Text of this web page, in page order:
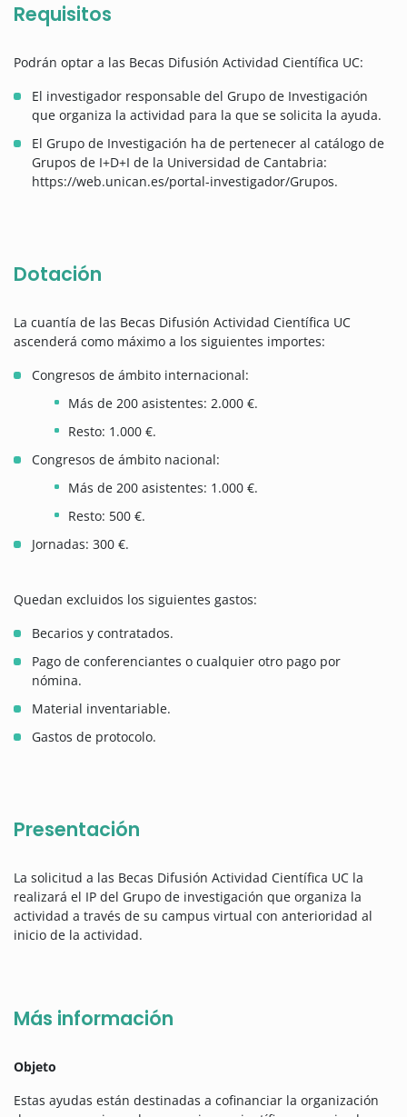
Requisitos
Podrán optar a las Becas Difusión Actividad Científica UC:
El investigador responsable del Grupo de Investigación
que organiza la actividad para la que se solicita la ayuda.
El Grupo de Investigación ha de pertenecer al catálogo de
Grupos de I+D+I de la Universidad de Cantabria:
https://web.unican.es/portal-investigador/Grupos.
Dotación
La cuantía de las Becas Difusión Actividad Científica UC
ascenderá como máximo a los siguientes importes:
Congresos de ámbito internacional:
Más de 200 asistentes: 2.000 €.
Resto: 1.000 €.
Congresos de ámbito nacional:
Más de 200 asistentes: 1.000 €.
Resto: 500 €.
Jornadas: 300 €.
Quedan excluidos los siguientes gastos:
Becarios y contratados.
Pago de conferenciantes o cualquier otro pago por
nómina.
Material inventariable.
Gastos de protocolo.
Presentación
La solicitud a las Becas Difusión Actividad Científica UC la
realizará el IP del Grupo de investigación que organiza la
actividad a través de su campus virtual con anterioridad al
inicio de la actividad.
Más información
Objeto
Estas ayudas están destinadas a cofinanciar la organización